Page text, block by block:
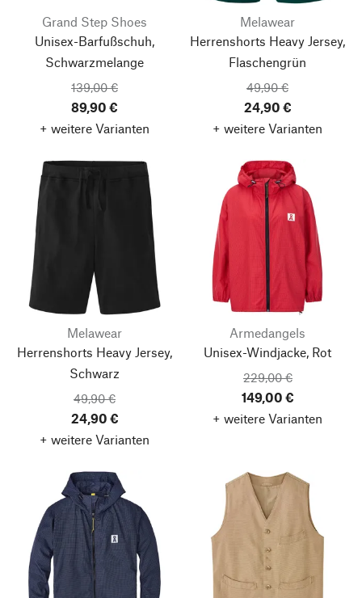
Grand Step Shoes
Unisex-Barfußschuh,
Schwarzmelange
139,00 €
89,90 €
+ weitere Varianten
Melawear
Herrenshorts Heavy Jersey,
Flaschengrün
49,90 €
24,90 €
+ weitere Varianten
Melawear
Herrenshorts Heavy Jersey,
Schwarz
49,90 €
24,90 €
+ weitere Varianten
Armedangels
Unisex-Windjacke, Rot
229,00 €
149,00 €
+ weitere Varianten